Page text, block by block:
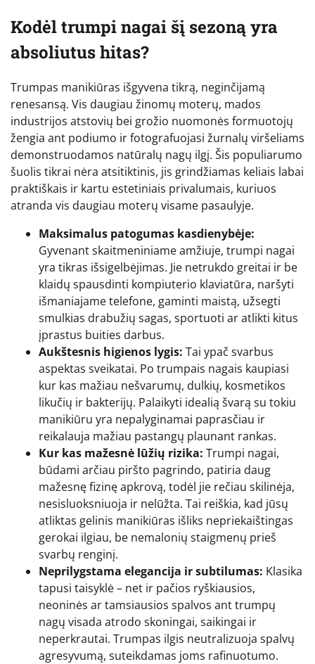
Kodėl trumpi nagai šį sezoną yra
absoliutus hitas?
Trumpas manikiūras išgyvena tikrą, neginčijamą
renesansą. Vis daugiau žinomų moterų, mados
industrijos atstovių bei grožio nuomonės formuotojų
žengia ant podiumo ir fotografuojasi žurnalų viršeliams
demonstruodamos natūralų nagų ilgį. Šis populiarumo
šuolis tikrai nėra atsitiktinis, jis grindžiamas keliais labai
praktiškais ir kartu estetiniais privalumais, kuriuos
atranda vis daugiau moterų visame pasaulyje.
Maksimalus patogumas kasdienybėje:
Gyvenant skaitmeniniame amžiuje, trumpi nagai
yra tikras išsigelbėjimas. Jie netrukdo greitai ir be
klaidų spausdinti kompiuterio klaviatūra, naršyti
išmaniajame telefone, gaminti maistą, užsegti
smulkias drabužių sagas, sportuoti ar atlikti kitus
įprastus buities darbus.
Aukštesnis higienos lygis: Tai ypač svarbus
aspektas sveikatai. Po trumpais nagais kaupiasi
kur kas mažiau nešvarumų, dulkių, kosmetikos
likučių ir bakterijų. Palaikyti idealią švarą su tokiu
manikiūru yra nepalyginamai paprasčiau ir
reikalauja mažiau pastangų plaunant rankas.
Kur kas mažesnė lūžių rizika: Trumpi nagai,
būdami arčiau piršto pagrindo, patiria daug
mažesnę fizinę apkrovą, todėl jie rečiau skilinėja,
nesisluoksniuoja ir nelūžta. Tai reiškia, kad jūsų
atliktas gelinis manikiūras išliks nepriekaištingas
gerokai ilgiau, be nemalonių staigmenų prieš
svarbų renginį.
Neprilygstama elegancija ir subtilumas: Klasika
tapusi taisyklė – net ir pačios ryškiausios,
neoninės ar tamsiausios spalvos ant trumpų
nagų visada atrodo skoningai, saikingai ir
neperkrautai. Trumpas ilgis neutralizuoja spalvų
agresyvumą, suteikdamas joms rafinuotumo.